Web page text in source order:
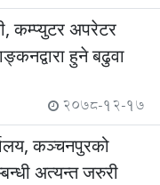
कम्प्युटर अपरेटर
हुने बढुवा
2078-12-17
कञ्चनपुरको
अत्यन्त जरुरी